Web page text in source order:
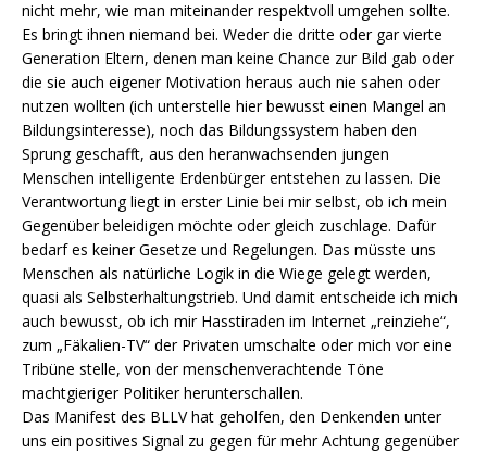
nicht mehr, wie man miteinander respektvoll umgehen sollte.
Es bringt ihnen niemand bei. Weder die dritte oder gar vierte
Generation Eltern, denen man keine Chance zur Bild gab oder
die sie auch eigener Motivation heraus auch nie sahen oder
nutzen wollten (ich unterstelle hier bewusst einen Mangel an
Bildungsinteresse), noch das Bildungssystem haben den
Sprung geschafft, aus den heranwachsenden jungen
Menschen intelligente Erdenbürger entstehen zu lassen. Die
Verantwortung liegt in erster Linie bei mir selbst, ob ich mein
Gegenüber beleidigen möchte oder gleich zuschlage. Dafür
bedarf es keiner Gesetze und Regelungen. Das müsste uns
Menschen als natürliche Logik in die Wiege gelegt werden,
quasi als Selbsterhaltungstrieb. Und damit entscheide ich mich
auch bewusst, ob ich mir Hasstiraden im Internet „reinziehe“,
zum „Fäkalien-TV“ der Privaten umschalte oder mich vor eine
Tribüne stelle, von der menschenverachtende Töne
machtgieriger Politiker herunterschallen.
Das Manifest des BLLV hat geholfen, den Denkenden unter
uns ein positives Signal zu gegen für mehr Achtung gegenüber